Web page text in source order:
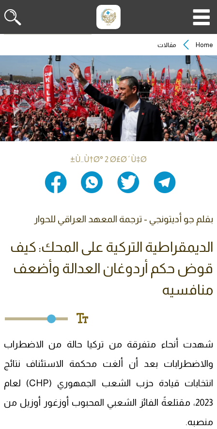
Home مقالات
Ù…Ù†Ø° 2 Ø£Ø´Ù‡Ø±
بقلم جو أديتونجي - ترجمة المعهد العراقي للحوار
الديمقراطية التركية على المحك: كيف
قوض حكم أردوغان العدالة وأضعف
منافسيه
شهدت أنحاء متفرقة من تركيا حالة من الاضطراب
والاضطرابات بعد أن ألغت محكمة الاستئناف نتائج
انتخابات قيادة حزب الشعب الجمهوري (CHP) لعام
2023، مقتلعةً الفائز الشعبي المحبوب أوزغور أوزيل من
منصبه.